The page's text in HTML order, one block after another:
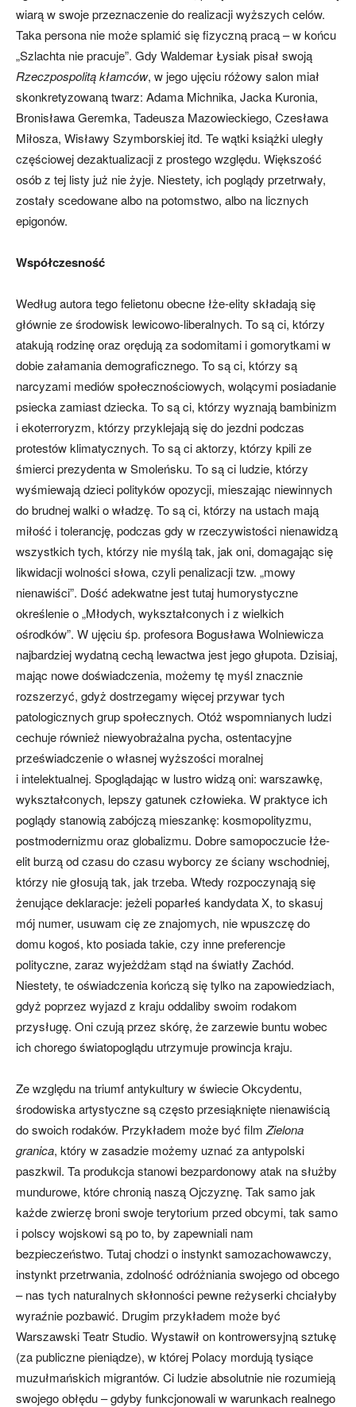
wiarą w swoje przeznaczenie do realizacji wyższych celów.
Taka persona nie może splamić się fizyczną pracą – w końcu
„Szlachta nie pracuje”. Gdy Waldemar Łysiak pisał swoją
Rzeczpospolitą kłamców, w jego ujęciu różowy salon miał
skonkretyzowaną twarz: Adama Michnika, Jacka Kuronia,
Bronisława Geremka, Tadeusza Mazowieckiego, Czesława
Miłosza, Wisławy Szymborskiej itd. Te wątki książki uległy
częściowej dezaktualizacji z prostego względu. Większość
osób z tej listy już nie żyje. Niestety, ich poglądy przetrwały,
zostały scedowane albo na potomstwo, albo na licznych
epigonów.
Współczesność
Według autora tego felietonu obecne łże-elity składają się
głównie ze środowisk lewicowo-liberalnych. To są ci, którzy
atakują rodzinę oraz orędują za sodomitami i gomorytkami w
dobie załamania demograficznego. To są ci, którzy są
narcyzami mediów społecznościowych, wolącymi posiadanie
psiecka zamiast dziecka. To są ci, którzy wyznają bambinizm
i ekoterroryzm, którzy przyklejają się do jezdni podczas
protestów klimatycznych. To są ci aktorzy, którzy kpili ze
śmierci prezydenta w Smoleńsku. To są ci ludzie, którzy
wyśmiewają dzieci polityków opozycji, mieszając niewinnych
do brudnej walki o władzę. To są ci, którzy na ustach mają
miłość i tolerancję, podczas gdy w rzeczywistości nienawidzą
wszystkich tych, którzy nie myślą tak, jak oni, domagając się
likwidacji wolności słowa, czyli penalizacji tzw. „mowy
nienawiści”. Dość adekwatne jest tutaj humorystyczne
określenie o „Młodych, wykształconych i z wielkich
ośrodków”. W ujęciu śp. profesora Bogusława Wolniewicza
najbardziej wydatną cechą lewactwa jest jego głupota. Dzisiaj,
mając nowe doświadczenia, możemy tę myśl znacznie
rozszerzyć, gdyż dostrzegamy więcej przywar tych
patologicznych grup społecznych. Otóż wspomnianych ludzi
cechuje również niewyobrażalna pycha, ostentacyjne
przeświadczenie o własnej wyższości moralnej
i intelektualnej. Spoglądając w lustro widzą oni: warszawkę,
wykształconych, lepszy gatunek człowieka. W praktyce ich
poglądy stanowią zabójczą mieszankę: kosmopolityzmu,
postmodernizmu oraz globalizmu. Dobre samopoczucie łże-
elit burzą od czasu do czasu wyborcy ze ściany wschodniej,
którzy nie głosują tak, jak trzeba. Wtedy rozpoczynają się
żenujące deklaracje: jeżeli poparłeś kandydata X, to skasuj
mój numer, usuwam cię ze znajomych, nie wpuszczę do
domu kogoś, kto posiada takie, czy inne preferencje
polityczne, zaraz wyjeżdżam stąd na światły Zachód.
Niestety, te oświadczenia kończą się tylko na zapowiedziach,
gdyż poprzez wyjazd z kraju oddaliby swoim rodakom
przysługę. Oni czują przez skórę, że zarzewie buntu wobec
ich chorego światopoglądu utrzymuje prowincja kraju.
Ze względu na triumf antykultury w świecie Okcydentu,
środowiska artystyczne są często przesiąknięte nienawiścią
do swoich rodaków. Przykładem może być film Zielona
granica, który w zasadzie możemy uznać za antypolski
paszkwil. Ta produkcja stanowi bezpardonowy atak na służby
mundurowe, które chronią naszą Ojczyznę. Tak samo jak
każde zwierzę broni swoje terytorium przed obcymi, tak samo
i polscy wojskowi są po to, by zapewniali nam
bezpieczeństwo. Tutaj chodzi o instynkt samozachowawczy,
instynkt przetrwania, zdolność odróżniania swojego od obcego
– nas tych naturalnych skłonności pewne reżyserki chciałyby
wyraźnie pozbawić. Drugim przykładem może być
Warszawski Teatr Studio. Wystawił on kontrowersyjną sztukę
(za publiczne pieniądze), w której Polacy mordują tysiące
muzułmańskich migrantów. Ci ludzie absolutnie nie rozumieją
swojego obłędu – gdyby funkcjonowali w warunkach realnego